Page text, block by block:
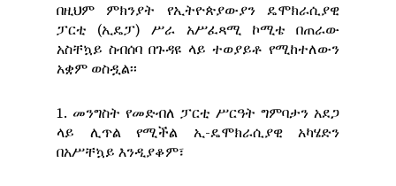
በዚህም ምክንያት የኢትዮጵያውያን ዴሞክራሲያዊ
ፓርቲ (ኢዴፓ) ሥራ አሥፈጻሚ ኮሚቴ በጠራው
አስቸኳይ ስብሰባ በጉዳዩ ላይ ተወያይቶ የሚከተለውን
አቋም ወስዷል፡፡
1. መንግስት የመድብለ ፓርቲ ሥርዓት ግምባታን አደጋ
ላይ ሊጥል የሚችል ኢ-ዴሞክራሲያዊ አካሄድን
በአሥቸኳይ እንዲያቆም፣